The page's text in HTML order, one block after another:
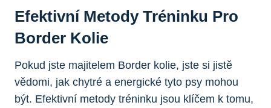
Efektivní Metody Tréninku Pro
Border Kolie
Pokud jste majitelem Border kolie, jste si jistě
vědomi, jak chytré a energické tyto psy mohou
být. Efektivní metody tréninku jsou klíčem k tomu,